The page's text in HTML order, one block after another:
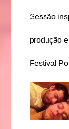
Sessão
produção
Festival